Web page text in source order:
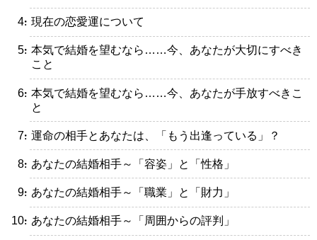
・現在の恋愛運について
・本気で結婚を望むなら……今、あなたが大切にすべき
こと
・本気で結婚を望むなら……今、あなたが手放すべきこ
と
・運命の相手とあなたは、「もう出逢っている」？
・あなたの結婚相手～「容姿」と「性格」
・あなたの結婚相手～「職業」と「財力」
・あなたの結婚相手～「周囲からの評判」